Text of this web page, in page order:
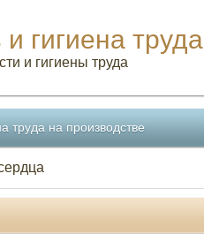
гигиена труда
и гигиены труда
труда на производстве